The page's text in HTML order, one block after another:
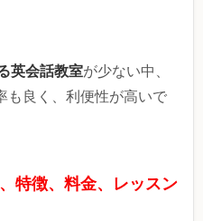
英会話教室が少ない中、
も良く、利便性が高いで
特徴、料金、レッスン